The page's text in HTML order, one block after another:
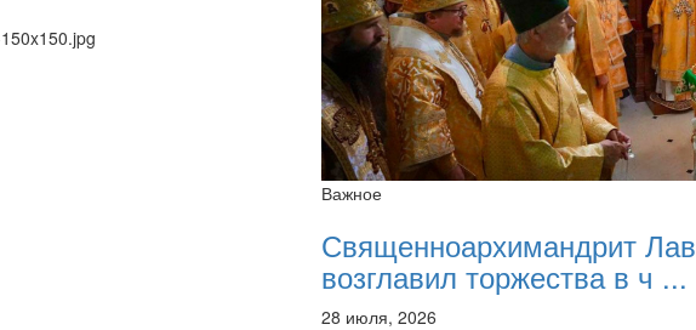
Важное
Священноархимандрит
возглавил торжества в ч ...
28 июля, 2026